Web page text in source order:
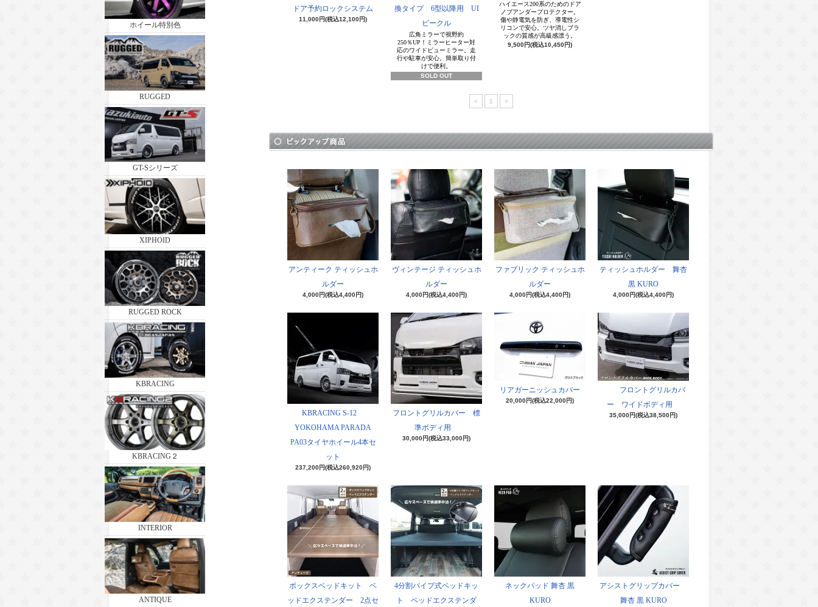
ホイール特別色
RUGGED
GT-Sシリーズ
XIPHOID
RUGGED ROCK
KBRACING
KBRACING２
INTERIOR
ANTIQUE
ドア予約ロックシステム
11,000円(税込12,100円)
換タイプ 6型以降用 UI
ビークル
広角ミラーで視野約
250％UP！ミラーヒーター対
応のワイドビューミラー。走
行や駐車が安心。簡単取り付
けで便利。
SOLD OUT
ハイエース200系のためのドア
ノブアンダープロテクター。
傷や静電気を防ぎ、導電性シ
リコンで安心。ツヤ消しブラ
ックの質感が高級感漂う。
9,500円(税込10,450円)
< 1 >
アンティーク ティッシュホ
ルダー
4,000円(税込4,400円)
ヴィンテージ ティッシュホ
ルダー
4,000円(税込4,400円)
ファブリック ティッシュホ
ルダー
4,000円(税込4,400円)
ティッシュホルダー 舞杏
黒 KURO
4,000円(税込4,400円)
KBRACING S-12
YOKOHAMA PARADA
PA03タイヤホイール4本セ
ット
237,200円(税込260,920円)
フロントグリルカバー 標
準ボディ用
30,000円(税込33,000円)
リアガーニッシュカバー
20,000円(税込22,000円)
フロントグリルカバ
ー ワイドボディ用
35,000円(税込38,500円)
ボックスベッドキット ベ
ッドエクステンダー 2点セ
4分割パイプ式ベッドキッ
ト ベッドエクステンダ
ネックパッド 舞杏 黒
KURO
アシストグリップカバー
舞杏 黒 KURO